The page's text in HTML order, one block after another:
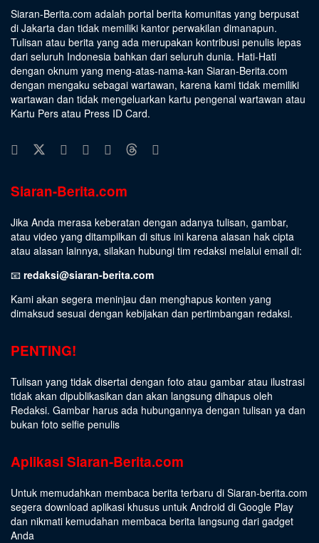
Siaran-Berita.com adalah portal berita komunitas yang berpusat
di Jakarta dan tidak memiliki kantor perwakilan dimanapun.
Tulisan atau berita yang ada merupakan kontribusi penulis lepas
dari seluruh Indonesia bahkan dari seluruh dunia. Hati-Hati
dengan oknum yang meng-atas-nama-kan Siaran-Berita.com
dengan mengaku sebagai wartawan, karena kami tidak memiliki
wartawan dan tidak mengeluarkan kartu pengenal wartawan atau
Kartu Pers atau Press ID Card.
Siaran-Berita.com
Jika Anda merasa keberatan dengan adanya tulisan, gambar,
atau video yang ditampilkan di situs ini karena alasan hak cipta
atau alasan lainnya, silakan hubungi tim redaksi melalui email di:
📧 redaksi@siaran-berita.com
Kami akan segera meninjau dan menghapus konten yang
dimaksud sesuai dengan kebijakan dan pertimbangan redaksi.
PENTING!
Tulisan yang tidak disertai dengan foto atau gambar atau ilustrasi
tidak akan dipublikasikan dan akan langsung dihapus oleh
Redaksi. Gambar harus ada hubungannya dengan tulisan ya dan
bukan foto selfie penulis
Aplikasi Siaran-Berita.com
Untuk memudahkan membaca berita terbaru di Siaran-berita.com
segera download aplikasi khusus untuk Android di Google Play
dan nikmati kemudahan membaca berita langsung dari gadget
Anda